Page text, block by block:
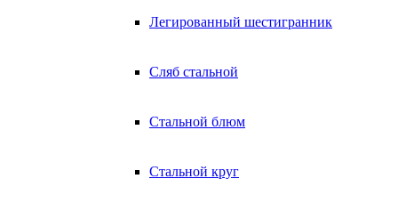
Легированный шестигранник
Сляб стальной
Стальной блюм
Стальной круг